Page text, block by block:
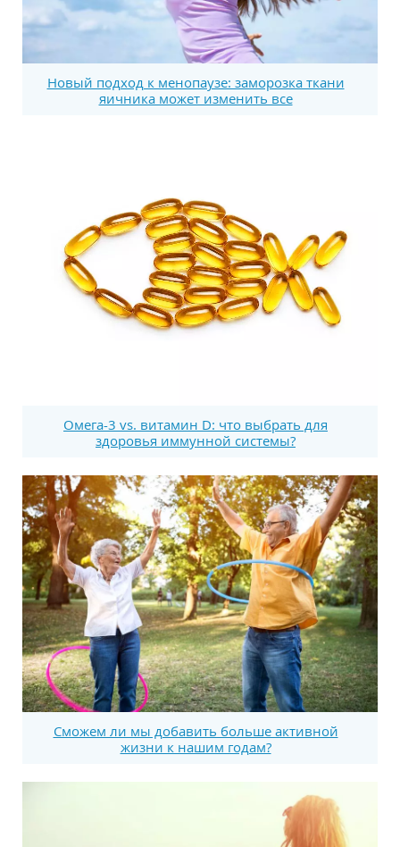
Новый подход к менопаузе: заморозка ткани
яичника может изменить все
Омега-3 vs. витамин D: что выбрать для
здоровья иммунной системы?
Сможем ли мы добавить больше активной
жизни к нашим годам?